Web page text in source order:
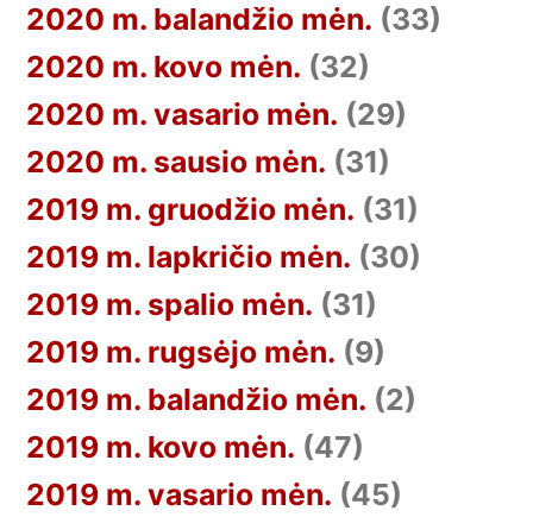
2020 m. balandžio mėn. (33)
2020 m. kovo mėn. (32)
2020 m. vasario mėn. (29)
2020 m. sausio mėn. (31)
2019 m. gruodžio mėn. (31)
2019 m. lapkričio mėn. (30)
2019 m. spalio mėn. (31)
2019 m. rugsėjo mėn. (9)
2019 m. balandžio mėn. (2)
2019 m. kovo mėn. (47)
2019 m. vasario mėn. (45)